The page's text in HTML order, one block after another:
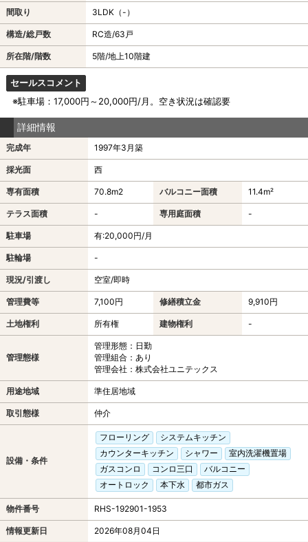
間取り 3LDK（-）
構造/総戸数 RC造/63戸
所在階/階数 5階/地上10階建
セールスコメント
※駐車場：17,000円～20,000円/月。空き状況は確認要
詳細情報
完成年 1997年3月築
採光面 西
専有面積 70.8m2 バルコニー面積 11.4m²
テラス面積 - 専用庭面積 -
駐車場 有:20,000円/月
駐輪場 -
現況/引渡し 空室/即時
管理費等 7,100円 修繕積立金 9,910円
土地権利 所有権 建物権利 -
管理態様
管理形態：日勤
管理組合：あり
管理会社：株式会社ユニテックス
用途地域 準住居地域
取引態様 仲介
設備・条件
フローリング
システムキッチン
カウンターキッチン
シャワー
室内洗濯機置場
ガスコンロ
コンロ三口
バルコニー
オートロック
本下水 都市ガス
物件番号 RHS-192901-1953
情報更新日 2026年08月04日